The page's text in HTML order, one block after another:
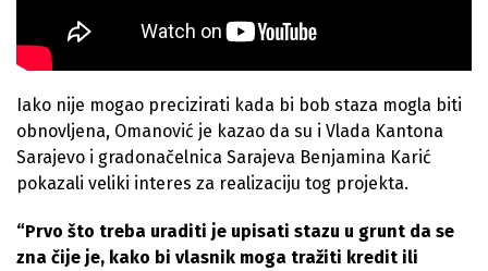
Iako nije mogao precizirati kada bi bob staza mogla biti
obnovljena, Omanović je kazao da su i Vlada Kantona
Sarajevo i gradonačelnica Sarajeva Benjamina Karić
pokazali veliki interes za realizaciju tog projekta.
“Prvo što treba uraditi je upisati stazu u grunt da se
zna čije je, kako bi vlasnik moga tražiti kredit ili